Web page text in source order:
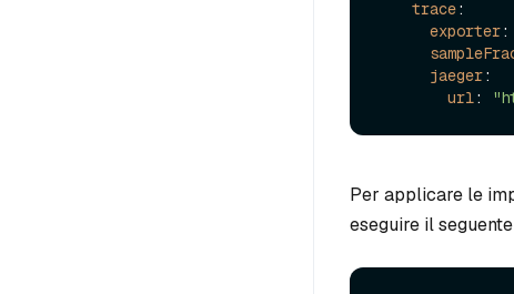
trace:
exporter:
jaeger:
url:
Per applicare le
eseguire il